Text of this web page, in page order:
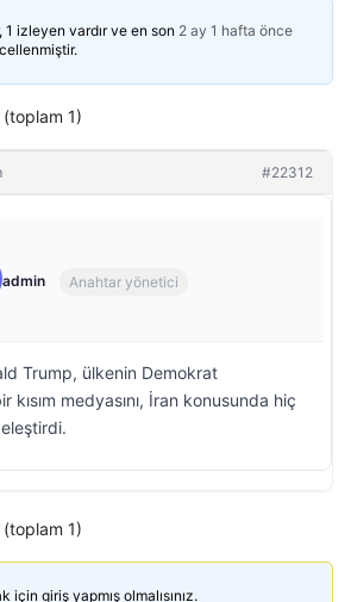
1 izleyen vardır ve en son 2 ay 1 hafta önce
1)
#22312
admin Anahtar yönetici
Trump, ülkenin Demokrat
kısım medyasını, İran konusunda hiç
1)
için giriş yapmış olmalısınız.